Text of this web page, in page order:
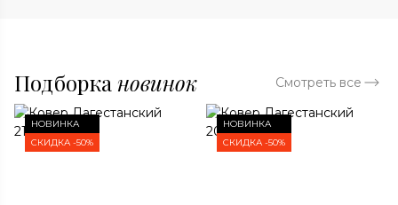
Подборка новинок Смотреть все
НОВИНКА
СКИДКА -50%
НОВИНКА
СКИДКА -50%